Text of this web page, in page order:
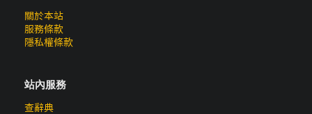
關於本站
服務條款
隱私權條款
站內服務
查辭典